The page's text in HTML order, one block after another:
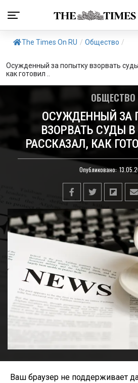
The Times On RU / Общество /
Осужденный за попытку взорвать
как готовил ..
ОБЩЕСТВО
ОСУЖДЕННЫЙ ЗА
ВЗОРВАТЬ СУДЫ
РАССКАЗАЛ, КАК
Опубликовано:
Ваш браузер не поддерживает